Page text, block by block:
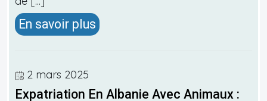
En savoir plus
2 mars 2025
Expatriation En Albanie Avec Animaux :